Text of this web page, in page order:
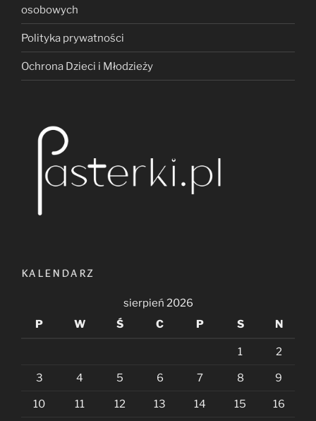
osobowych
Polityka prywatności
Ochrona Dzieci i Młodzieży
KALENDARZ
sierpień 2026
P
W Ś C P S N
1 2
3 4 5 6 7 8 9
10 11 12 13 14 15 16